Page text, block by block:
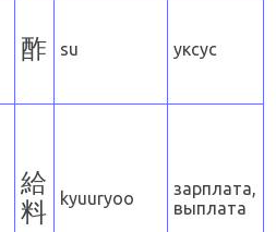
酢 su уксус
給
料
kyuuryoo
зарплата,
выплата